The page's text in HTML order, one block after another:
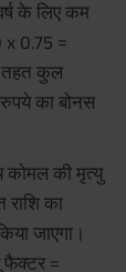
के लिए कम
x 0.75 =
तहत कुल
रुपये का बोनस
कोमल की मृत्यु
राशि का
जाएगा।
फैक्टर =